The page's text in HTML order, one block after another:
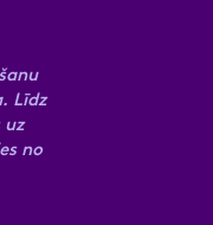
Līdz
uz
no